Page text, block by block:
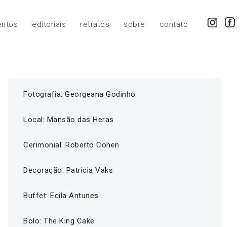
editoriais retratos sobre contato
Fotografia: Georgeana Godinho
Local: Mansão das Heras
Cerimonial: Roberto Cohen
Decoração: Patricia Vaks
Buffet: Ecila Antunes
Bolo: The King Cake